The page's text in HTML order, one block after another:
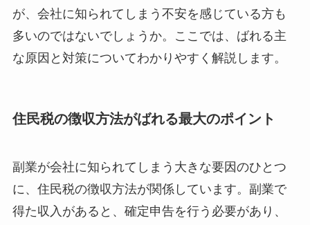
が、会社に知られてしまう不安を感じている方も
多いのではないでしょうか。ここでは、ばれる主
な原因と対策についてわかりやすく解説します。
住民税の徴収方法がばれる最大のポイント
副業が会社に知られてしまう大きな要因のひとつ
に、住民税の徴収方法が関係しています。副業で
得た収入があると、確定申告を行う必要があり、